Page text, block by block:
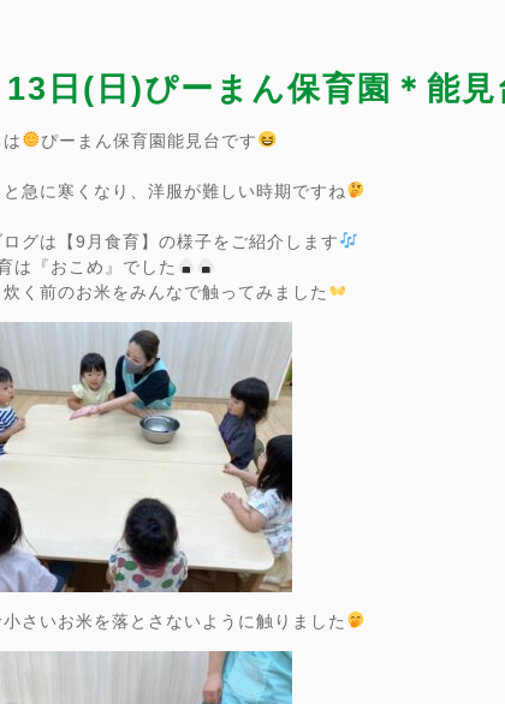
日(日)ぴーまん保育園＊能見
ぴーまん保育園能見台です
急に寒くなり、洋服が難しい時期ですね
グは【9月食育】の様子をご紹介します
は『おこめ』でした
炊く前のお米をみんなで触ってみました
さいお米を落とさないように触りました